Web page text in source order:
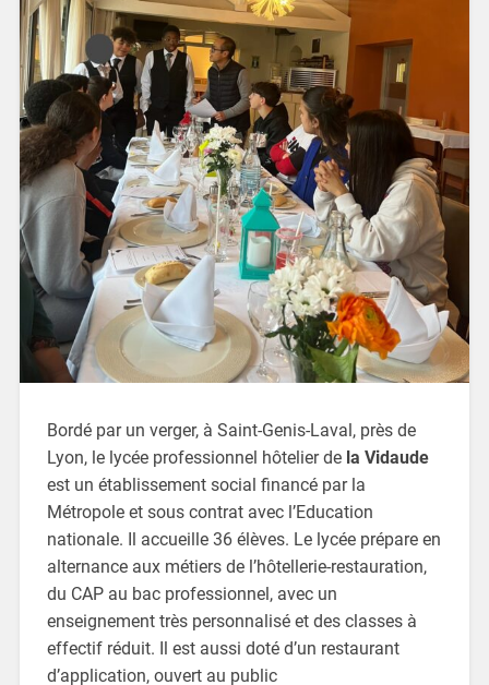
Bordé par un verger, à Saint-Genis-Laval, près de
Lyon, le lycée professionnel hôtelier de la Vidaude
est un établissement social financé par la
Métropole et sous contrat avec l’Education
nationale. Il accueille 36 élèves. Le lycée prépare en
alternance aux métiers de l’hôtellerie-restauration,
du CAP au bac professionnel, avec un
enseignement très personnalisé et des classes à
effectif réduit. Il est aussi doté d’un restaurant
d’application, ouvert au public